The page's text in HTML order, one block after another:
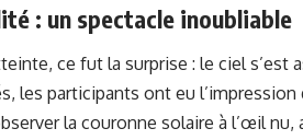
: un spectacle inoubliable
ce fut la surprise : le ciel s’est
les participants ont eu l’impression
la couronne solaire à l’œil nu,